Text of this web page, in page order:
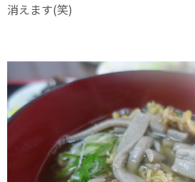
消えます(笑)